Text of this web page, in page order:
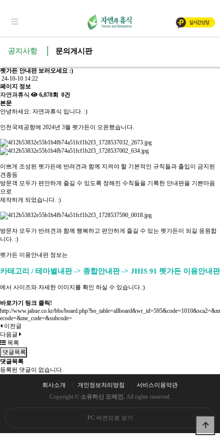
공지사항 문의게시판
펫가든 안내판 보러오세요 :)
24-10-10 14:22
페이지 정보
자연과휴식
6,878회 0건
본문
안녕하세요. 자연과휴식 입니다. :)
인천국제공항에 2024년 3월 펫가든이 오픈했습니다.
이쁘게 조성된 펫가든에 반려견과 함께 지켜야 할 기본적인 규칙들과 출입이 금지된
견종등
방문객 모두가 편안하게 즐길 수 있도록 정해진 수칙들을 기록한 안내판을 기쁜마음
으로
제작하게 되었습니다. :)
방문자 모두가 반려견과 함께 행복하고 편안하게 즐길 수 있는 펫가든이 되길 응원합
니다. :)
펫가든 이용안내판 정보는
카테고리 / 테마별내판 -> 종합안내판 -> JHIS 91 펫가든 이용안내판
에서 사이즈와 자세한 이미지를 확인 하실 수 있습니다.:)
바로가기 링크 클릭!
http://www.jahue.co.kr/bbs/board.php?bo_table=allboard&wr_id=595&code=1010&sca2=&m
ecode=&me_code=&subcode=
이전글
다음글
목록
댓글목록
댓글목록
등록된 댓글이 없습니다.
회사소개 개인정보처리방침
서비스이용약관
Copyright © 소유하신 도메인. All rights reserved.
PC 버전으로 보기